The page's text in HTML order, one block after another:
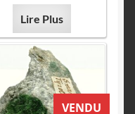
Lire Plus
VENDU